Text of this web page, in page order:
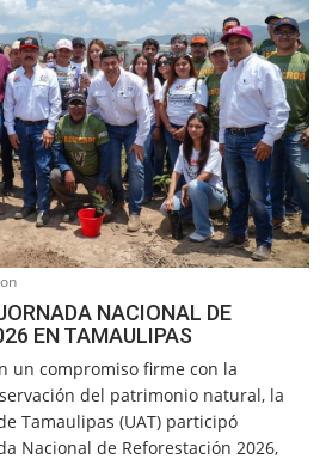
NACIONAL DE
EN TAMAULIPAS
un compromiso firme con la
del patrimonio natural, la
Tamaulipas (UAT) participó
Nacional de Reforestación 2026,